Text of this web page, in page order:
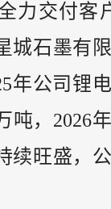
力交付客
城石墨有
年公司锂
吨，2026
续旺盛，